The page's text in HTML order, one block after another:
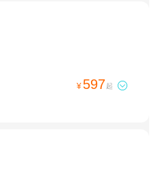
¥ 597起 